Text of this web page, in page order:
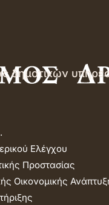
δημοτικών
Ελέγχου
Προστασίας
Οικονομικής